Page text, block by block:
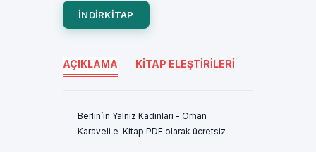
INDIRKITAP
AÇIKLAMA KITAP ELEŞTIRILERI
Berlin’in Yalnız Kadınları - Orhan
Karaveli e-Kitap PDF olarak ücretsiz